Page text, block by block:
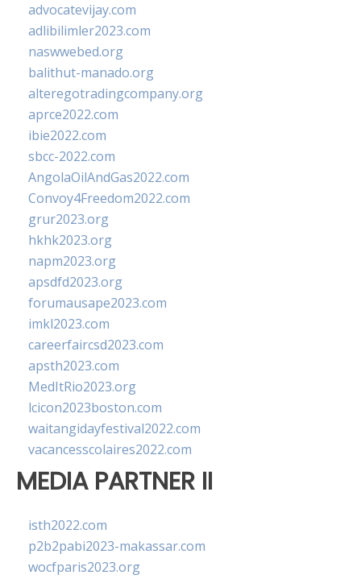
advocatevijay.com
adlibilimler2023.com
naswwebed.org
balithut-manado.org
alteregotradingcompany.org
aprce2022.com
ibie2022.com
sbcc-2022.com
AngolaOilAndGas2022.com
Convoy4Freedom2022.com
grur2023.org
hkhk2023.org
napm2023.org
apsdfd2023.org
forumausape2023.com
imkl2023.com
careerfaircsd2023.com
apsth2023.com
MedItRio2023.org
lcicon2023boston.com
waitangidayfestival2022.com
vacancesscolaires2022.com
MEDIA PARTNER II
isth2022.com
p2b2pabi2023-makassar.com
wocfparis2023.org